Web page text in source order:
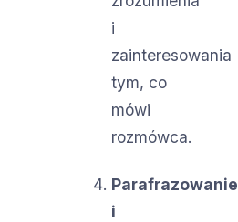
i
zainteresowania
tym, co
mówi
rozmówca.
Parafrazowanie
i